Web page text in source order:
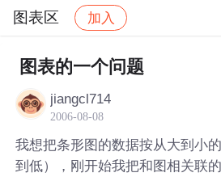
图表区 加入
社区 图表区 帖子详情
图表的一个问题
jiangcl714
2006-08-08
我想把条形图的数据按从大到小
到低），刚开始我把和图相关联